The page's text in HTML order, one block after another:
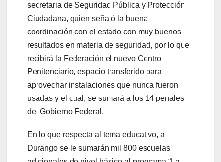
secretaria de Seguridad Pública y Protección
Ciudadana, quien señaló la buena
coordinación con el estado con muy buenos
resultados en materia de seguridad, por lo que
recibirá la Federación el nuevo Centro
Penitenciario, espacio transferido para
aprovechar instalaciones que nunca fueron
usadas y el cual, se sumará a los 14 penales
del Gobierno Federal.
En lo que respecta al tema educativo, a
Durango se le sumarán mil 800 escuelas